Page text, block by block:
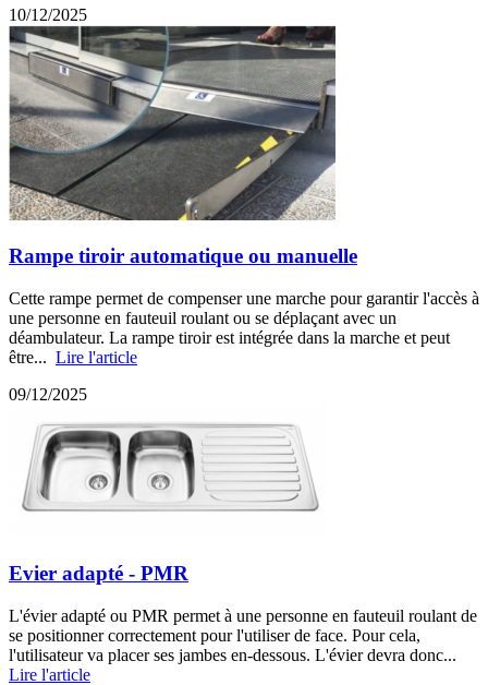
10/12/2025
Rampe tiroir automatique ou manuelle
Cette rampe permet de compenser une marche pour garantir l'accès à
une personne en fauteuil roulant ou se déplaçant avec un
déambulateur. La rampe tiroir est intégrée dans la marche et peut
être... Lire l'article
09/12/2025
Evier adapté - PMR
L'évier adapté ou PMR permet à une personne en fauteuil roulant de
se positionner correctement pour l'utiliser de face. Pour cela,
l'utilisateur va placer ses jambes en-dessous. L'évier devra donc...
Lire l'article